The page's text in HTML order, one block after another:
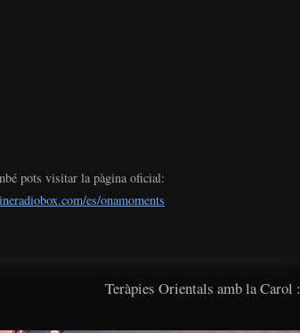
pots visitar la pàgina oficial:
es/onamoments
Teràpies Orientals amb la Carol :